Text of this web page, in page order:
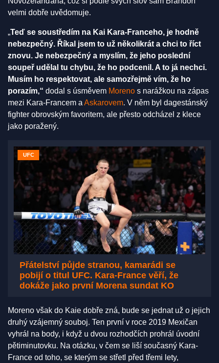
velmi dobře uvědomuje.
„Teď se soustředím na Kai Kara-Franceho, je hodně
nebezpečný. Říkal jsem to už několikrát a chci to říct
znovu. Je nebezpečný a myslím, že jeho poslední
soupeř udělal tu chybu, že ho podcenil. A to já nechci.
Musím ho respektovat, ale samozřejmě vím, že ho
porazím,“ dodal s úsměvem Moreno s narážkou na zápas
mezi Kara-Francem aAskarovem. V něm byl dagestánský
fighter obrovským favoritem, ale přesto odcházel z klece
jako poražený.
UFC
Přátelství půjde stranou, kamarádi se
pobijí o titul UFC. Kara-France věří, že
dokáže jako první Morena sundat KO
Moreno však do Kaie dobře zná, bude se jednat už o jejich
druhý vzájemný souboj. Ten první v roce 2019 Mexičan
vyhrál na body, i když u dvou rozhodčích prohrál úvodní
pětiminutovku. Na otázku, v čem se liší současný Kara-
France od toho, se kterým se střetl před třemi lety,